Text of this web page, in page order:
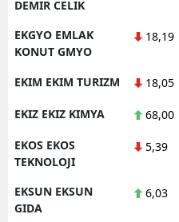
DEMIR CELIK
EKGYO EMLAK
KONUT GMYO
18,19
EKIM EKIM TURIZM 18,05
EKIZ EKIZ KIMYA 68,00
EKOS EKOS
TEKNOLOJI
5,39
EKSUN EKSUN
GIDA
6,03